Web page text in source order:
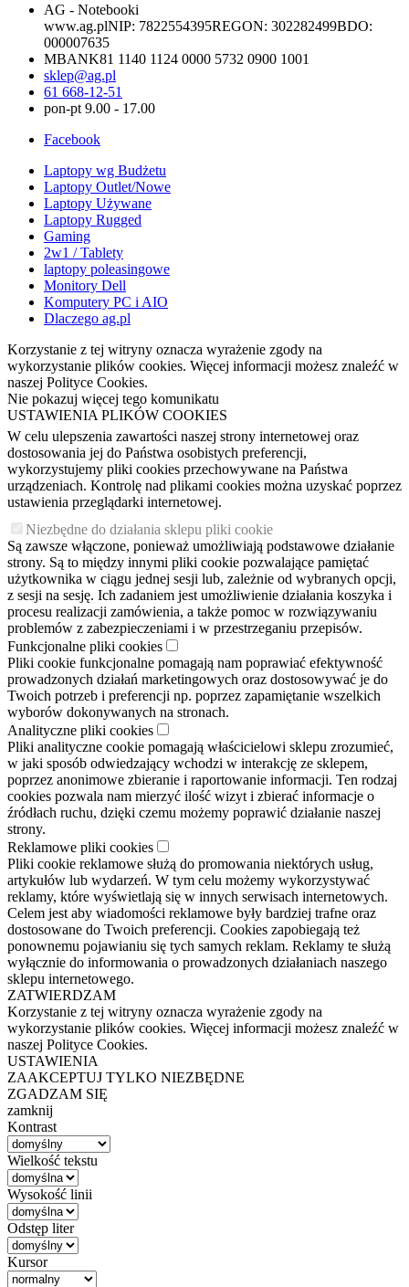
AG - Notebooki
www.ag.plNIP: 7822554395REGON: 302282499BDO:
000007635
MBANK81 1140 1124 0000 5732 0900 1001
sklep@ag.pl
61 668-12-51
pon-pt 9.00 - 17.00
Facebook
Laptopy wg Budżetu
Laptopy Outlet/Nowe
Laptopy Używane
Laptopy Rugged
Gaming
2w1 / Tablety
laptopy poleasingowe
Monitory Dell
Komputery PC i AIO
Dlaczego ag.pl
Korzystanie z tej witryny oznacza wyrażenie zgody na
wykorzystanie plików cookies. Więcej informacji możesz znaleźć w
naszej Polityce Cookies.
Nie pokazuj więcej tego komunikatu
USTAWIENIA PLIKÓW COOKIES
W celu ulepszenia zawartości naszej strony internetowej oraz
dostosowania jej do Państwa osobistych preferencji,
wykorzystujemy pliki cookies przechowywane na Państwa
urządzeniach. Kontrolę nad plikami cookies można uzyskać poprzez
ustawienia przeglądarki internetowej.
Niezbędne do działania sklepu pliki cookie
Są zawsze włączone, ponieważ umożliwiają podstawowe działanie
strony. Są to między innymi pliki cookie pozwalające pamiętać
użytkownika w ciągu jednej sesji lub, zależnie od wybranych opcji,
z sesji na sesję. Ich zadaniem jest umożliwienie działania koszyka i
procesu realizacji zamówienia, a także pomoc w rozwiązywaniu
problemów z zabezpieczeniami i w przestrzeganiu przepisów.
Funkcjonalne pliki cookies
Pliki cookie funkcjonalne pomagają nam poprawiać efektywność
prowadzonych działań marketingowych oraz dostosowywać je do
Twoich potrzeb i preferencji np. poprzez zapamiętanie wszelkich
wyborów dokonywanych na stronach.
Analityczne pliki cookies
Pliki analityczne cookie pomagają właścicielowi sklepu zrozumieć,
w jaki sposób odwiedzający wchodzi w interakcję ze sklepem,
poprzez anonimowe zbieranie i raportowanie informacji. Ten rodzaj
cookies pozwala nam mierzyć ilość wizyt i zbierać informacje o
źródłach ruchu, dzięki czemu możemy poprawić działanie naszej
strony.
Reklamowe pliki cookies
Pliki cookie reklamowe służą do promowania niektórych usług,
artykułów lub wydarzeń. W tym celu możemy wykorzystywać
reklamy, które wyświetlają się w innych serwisach internetowych.
Celem jest aby wiadomości reklamowe były bardziej trafne oraz
dostosowane do Twoich preferencji. Cookies zapobiegają też
ponownemu pojawianiu się tych samych reklam. Reklamy te służą
wyłącznie do informowania o prowadzonych działaniach naszego
sklepu internetowego.
ZATWIERDZAM
Korzystanie z tej witryny oznacza wyrażenie zgody na
wykorzystanie plików cookies. Więcej informacji możesz znaleźć w
naszej Polityce Cookies.
USTAWIENIA
ZAAKCEPTUJ TYLKO NIEZBĘDNE
ZGADZAM SIĘ
zamknij
Kontrast
Wielkość tekstu
Wysokość linii
Odstęp liter
Kursor